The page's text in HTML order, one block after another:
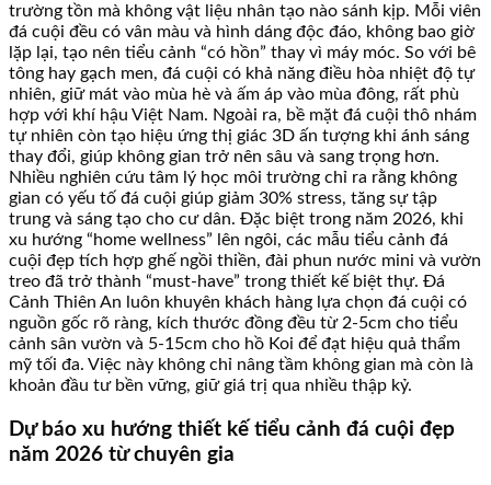
trường tồn mà không vật liệu nhân tạo nào sánh kịp. Mỗi viên
đá cuội đều có vân màu và hình dáng độc đáo, không bao giờ
lặp lại, tạo nên tiểu cảnh “có hồn” thay vì máy móc. So với bê
tông hay gạch men, đá cuội có khả năng điều hòa nhiệt độ tự
nhiên, giữ mát vào mùa hè và ấm áp vào mùa đông, rất phù
hợp với khí hậu Việt Nam. Ngoài ra, bề mặt đá cuội thô nhám
tự nhiên còn tạo hiệu ứng thị giác 3D ấn tượng khi ánh sáng
thay đổi, giúp không gian trở nên sâu và sang trọng hơn.
Nhiều nghiên cứu tâm lý học môi trường chỉ ra rằng không
gian có yếu tố đá cuội giúp giảm 30% stress, tăng sự tập
trung và sáng tạo cho cư dân. Đặc biệt trong năm 2026, khi
xu hướng “home wellness” lên ngôi, các mẫu tiểu cảnh đá
cuội đẹp tích hợp ghế ngồi thiền, đài phun nước mini và vườn
treo đã trở thành “must-have” trong thiết kế biệt thự. Đá
Cảnh Thiên An luôn khuyên khách hàng lựa chọn đá cuội có
nguồn gốc rõ ràng, kích thước đồng đều từ 2-5cm cho tiểu
cảnh sân vườn và 5-15cm cho hồ Koi để đạt hiệu quả thẩm
mỹ tối đa. Việc này không chỉ nâng tầm không gian mà còn là
khoản đầu tư bền vững, giữ giá trị qua nhiều thập kỷ.
Dự báo xu hướng thiết kế tiểu cảnh đá cuội đẹp
năm 2026 từ chuyên gia